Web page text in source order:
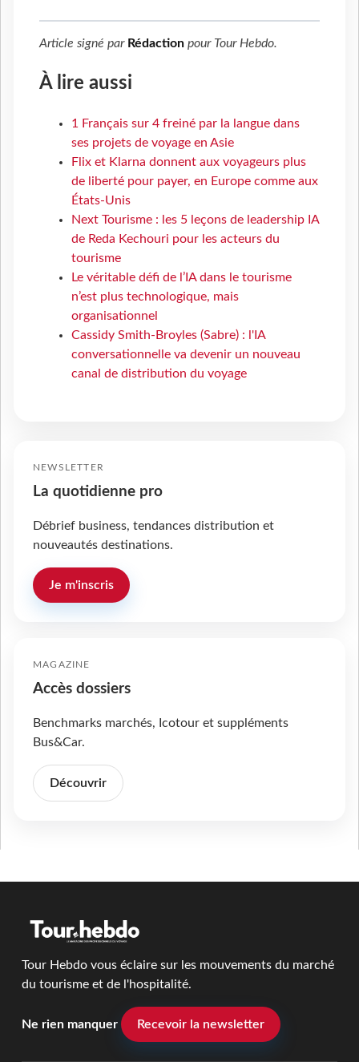
Article signé par Rédaction pour Tour Hebdo.
À lire aussi
1 Français sur 4 freiné par la langue dans
ses projets de voyage en Asie
Flix et Klarna donnent aux voyageurs plus
de liberté pour payer, en Europe comme aux
États-Unis
Next Tourisme : les 5 leçons de leadership IA
de Reda Kechouri pour les acteurs du
tourisme
Le véritable défi de l’IA dans le tourisme
n’est plus technologique, mais
organisationnel
Cassidy Smith-Broyles (Sabre) : l'IA
conversationnelle va devenir un nouveau
canal de distribution du voyage
NEWSLETTER
La quotidienne pro
Débrief business, tendances distribution et
nouveautés destinations.
Je m'inscris
MAGAZINE
Accès dossiers
Benchmarks marchés, Icotour et suppléments
Bus&Car.
Découvrir
Tour Hebdo vous éclaire sur les mouvements du marché
du tourisme et de l'hospitalité.
Ne rien manquer Recevoir la newsletter